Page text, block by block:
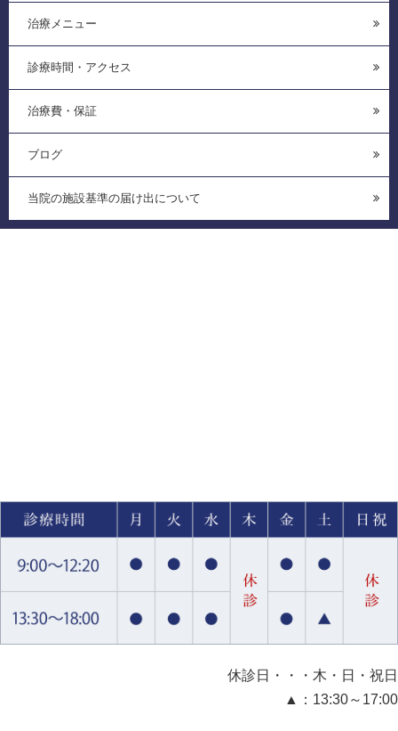
治療メニュー
診療時間・アクセス
治療費・保証
ブログ
当院の施設基準の届け出について
休診日・・・木・日・祝日
▲：13:30～17:00